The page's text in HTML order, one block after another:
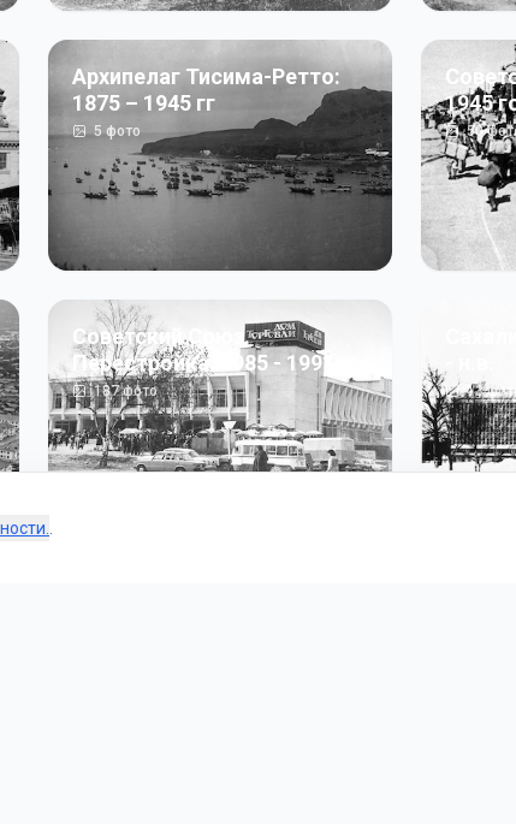
Архипелаг Тисима-Ретто:
1875 – 1945 гг
5фото
1945
50
Советский Союз.
Перестройка: 1985 - 1991 гг
187фото 13фото